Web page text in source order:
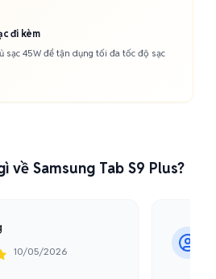
đi kèm
sạc 45W để tận dụng tối đa tốc độ sạc
về Samsung Tab S9 Plus?
10/05/2026